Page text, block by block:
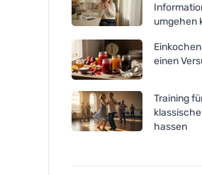
FINO Müllsäcke Green Life
Easy pack 25 μm - 35 l (22
umgehen
einen
Training
hassen